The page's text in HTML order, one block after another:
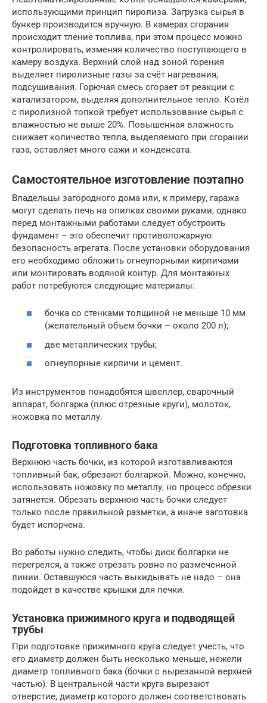
использующими принцип пиролиза. Загрузка сырья в
бункер производится вручную. В камерах сгорания
происходит тление топлива, при этом процесс можно
контролировать, изменяя количество поступающего в
камеру воздуха. Верхний слой над зоной горения
выделяет пиролизные газы за счёт нагревания,
подсушивания. Горючая смесь сгорает от реакции с
катализатором, выделяя дополнительное тепло. Котёл
с пиролизной топкой требует использование сырья с
влажностью не выше 20%. Повышенная влажность
снижает количество тепла, выделяемого при сгорании
газа, оставляет много сажи и конденсата.
Самостоятельное изготовление поэтапно
Владельцы загородного дома или, к примеру, гаража
могут сделать печь на опилках своими руками, однако
перед монтажными работами следует обустроить
фундамент – это обеспечит противопожарную
безопасность агрегата. После установки оборудования
его необходимо обложить огнеупорными кирпичами
или монтировать водяной контур. Для монтажных
работ потребуются следующие материалы:
бочка со стенками толщиной не меньше 10 мм
(желательный объем бочки – около 200 л);
две металлических трубы;
огнеупорные кирпичи и цемент.
Из инструментов понадобятся швеллер, сварочный
аппарат, болгарка (плюс отрезные круги), молоток,
ножовка по металлу.
Подготовка топливного бака
Верхнюю часть бочки, из которой изготавливаются
топливный бак, обрезают болгаркой. Можно, конечно,
использовать ножовку по металлу, но процесс обрезки
затянется. Обрезать верхнюю часть бочки следует
только после правильной разметки, а иначе заготовка
будет испорчена.
Во работы нужно следить, чтобы диск болгарки не
перегрелся, а также отрезать ровно по размеченной
линии. Оставшуюся часть выкидывать не надо – она
подойдет в качестве крышки для печки.
Установка прижимного круга и подводящей
трубы
При подготовке прижимного круга следует учесть, что
его диаметр должен быть несколько меньше, нежели
диаметр топливного бака (бочки с вырезанной верхней
частью). В центральной части круга вырезают
отверстие, диаметр которого должен соответствовать